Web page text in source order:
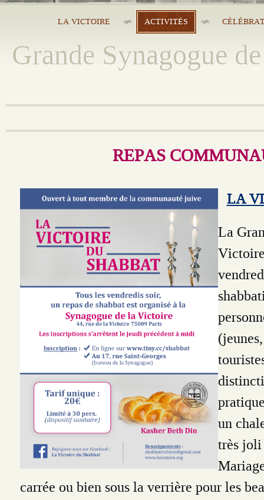
LA VICTOIRE ACTIVITÉS
Grande Synagogue
REPAS
LA
La
un
très joli
carrée ou bien sous la verrière pour les